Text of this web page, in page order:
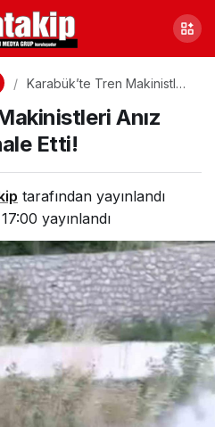
Karabük’te Tren Makinistleri
Etti!
Anız
Etti!
tarafından yayınlandı
yayınlandı
Paylaş